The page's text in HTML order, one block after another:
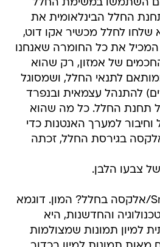
השתמשו במשימת החלל
החלל הבינלאומית את
לחלל מכשיר אקו דוט,
את כל החומרה שאנחנו
של אמזון, רק שהוא
לתנאי החלל, ושמסוגל
להתנהל עצמאית ובנפרד
תחנת החלל. כל מה שהוא
וחיבור למערך האנטנות כדי
בגירסת החלל, זכתה
ומה עושה Snowcone/אלקסה בחלל? המון. דוגמא
והחדשנות, היא
למיון תמונות שמצולמות